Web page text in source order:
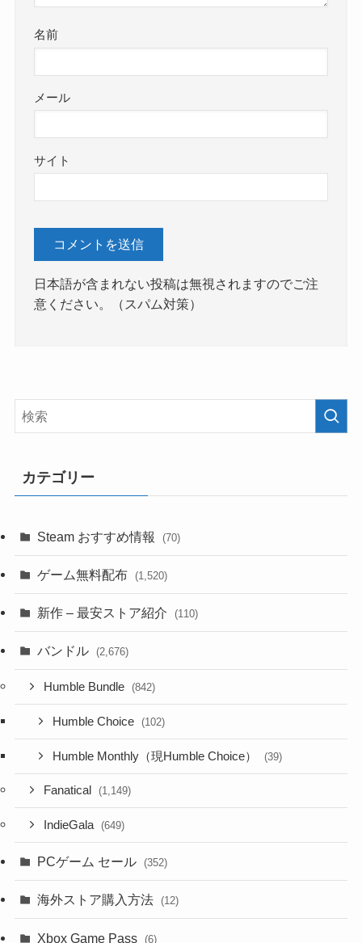
名前
メール
サイト
日本語が含まれない投稿は無視されますのでご注
意ください。（スパム対策）
カテゴリー
Steam おすすめ情報 (70)
ゲーム無料配布 (1,520)
新作 – 最安ストア紹介 (110)
バンドル (2,676)
Humble Bundle (842)
Humble Choice (102)
Humble Monthly（現Humble Choice） (39)
Fanatical (1,149)
IndieGala (649)
PCゲーム セール (352)
海外ストア購入方法 (12)
Xbox Game Pass (6)